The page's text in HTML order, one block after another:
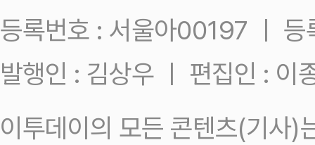
등록번호 : 서울아00197 ㅣ
발행인 : 김상우 ㅣ 편집인 : 이
이투데이의 모든 콘텐츠(기사)